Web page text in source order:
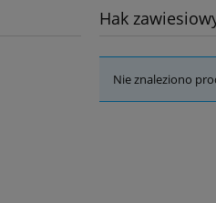
Hak
Nie znaleziono